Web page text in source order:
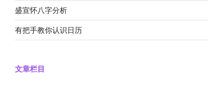
盛宣怀八字分析
有把手教你认识日历
文章栏目